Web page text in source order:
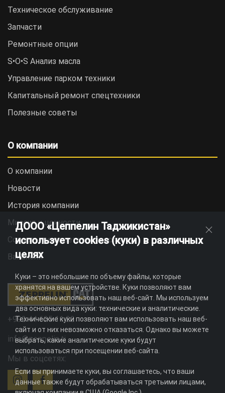
Техническое обслуживание
Запчасти
Ремонтные опции
S•O•S Анализ масла
Управление парком техники
Капитальный ремонт спецтехники
Полезные советы
О компании
О компании
Новости
История компании
Миссия и ценности
Социальная ответственность
Вакансии
+992 44 625 11 22
info@zeppelin.tj
Мы в соцсетях:
ДООО «Цеппелин Таджикистан»
использует cookies (куки) в различных
целях
Куки – это небольшие по объему файлы, которые
хранятся на вашем устройстве. Куки позволяют вам
эффективно использовать наш веб-сайт. Мы используем
два основных вида куки: технические и аналитические.
Технические куки позволяют вам использовать наш веб-
сайт и от них невозможно отказаться. Однако вы можете
выбрать, какие аналитические куки будут
использоваться при посещении веб-сайта.
Если вы принимаете куки, вы соглашаетесь, что ваши
данные также будут обрабатываться третьими лицами,